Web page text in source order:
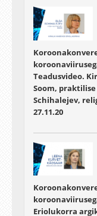
Teadusvideo.
Soom,
Schihalejev,
27.11.20
Eriolukorra